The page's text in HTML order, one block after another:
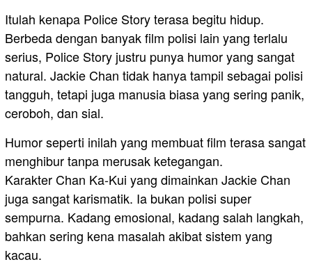
Itulah kenapa Police Story terasa begitu hidup.
Berbeda dengan banyak film polisi lain yang terlalu
serius, Police Story justru punya humor yang sangat
natural. Jackie Chan tidak hanya tampil sebagai polisi
tangguh, tetapi juga manusia biasa yang sering panik,
ceroboh, dan sial.
Humor seperti inilah yang membuat film terasa sangat
menghibur tanpa merusak ketegangan.
Karakter Chan Ka-Kui yang dimainkan Jackie Chan
juga sangat karismatik. Ia bukan polisi super
sempurna. Kadang emosional, kadang salah langkah,
bahkan sering kena masalah akibat sistem yang
kacau.